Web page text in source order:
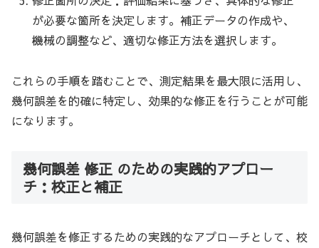
が必要な箇所を決定します。補正データの作成や、
機械の調整など、適切な修正方法を選択します。
これらの手順を踏むことで、測定結果を最大限に活用し、
幾何誤差を的確に特定し、効果的な修正を行うことが可能
になります。
幾何誤差 修正 のための実践的アプロー
チ：校正と補正
幾何誤差を修正するための実践的なアプローチとして、校